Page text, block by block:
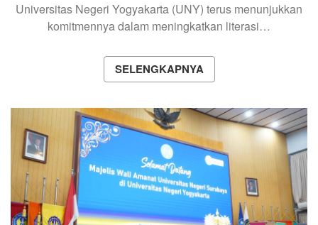
Universitas Negeri Yogyakarta (UNY) terus menunjukkan
komitmennya dalam meningkatkan literasi…
SELENGKAPNYA